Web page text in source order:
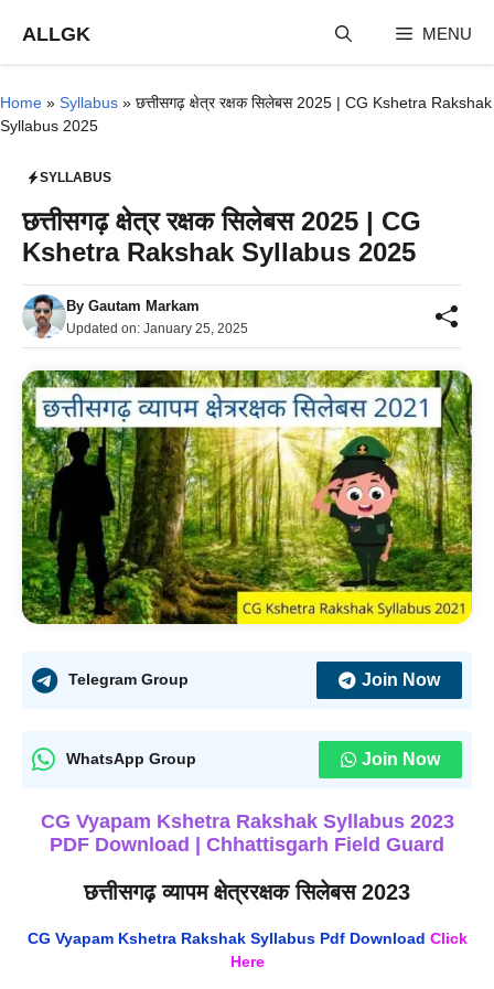
content
ALLGK MENU
Home » Syllabus » छत्तीसगढ़ क्षेत्र रक्षक सिलेबस 2025 | CG Kshetra Rakshak
Syllabus 2025
SYLLABUS
छत्तीसगढ़ क्षेत्र रक्षक सिलेबस 2025 | CG
Kshetra Rakshak Syllabus 2025
By Gautam Markam
Updated on: January 25, 2025
Telegram Group Join Now
WhatsApp Group Join Now
CG Vyapam Kshetra Rakshak Syllabus 2023
PDF Download | Chhattisgarh Field Guard
छत्तीसगढ़ व्यापम क्षेत्ररक्षक सिलेबस 2023
CG Vyapam Kshetra Rakshak Syllabus Pdf Download Click
Here